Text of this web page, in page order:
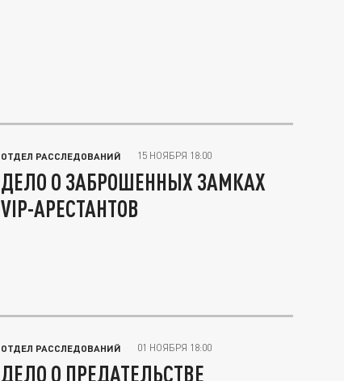
ОТДЕЛ РАССЛЕДОВАНИЙ 15 НОЯБРЯ 18:00
ДЕЛО О ЗАБРОШЕННЫХ ЗАМКАХ
VIP-АРЕСТАНТОВ
ОТДЕЛ РАССЛЕДОВАНИЙ 01 НОЯБРЯ 18:00
ДЕЛО О ПРЕДАТЕЛЬСТВЕ